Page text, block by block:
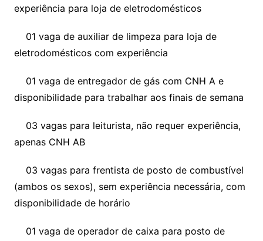
experiência para loja de eletrodomésticos
01 vaga de auxiliar de limpeza para loja de
eletrodomésticos com experiência
01 vaga de entregador de gás com CNH A e
disponibilidade para trabalhar aos finais de semana
03 vagas para leiturista, não requer experiência,
apenas CNH AB
03 vagas para frentista de posto de combustível
(ambos os sexos), sem experiência necessária, com
disponibilidade de horário
01 vaga de operador de caixa para posto de